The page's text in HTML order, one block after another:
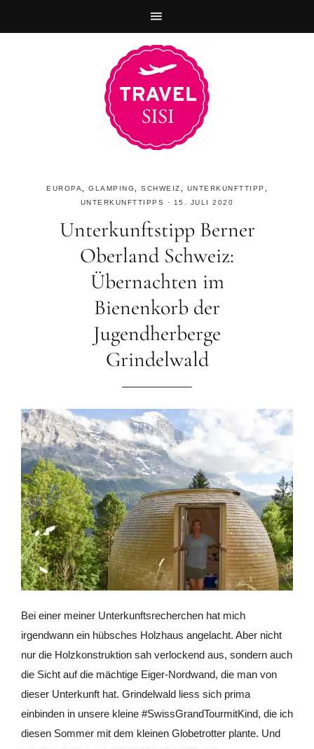
EUROPA GLAMPING SCHWEIZ UNTERKUNFTTIPP
UNTERKUNFTTIPPS
· 15. JULI 2020
Unterkunftstipp Berner
Oberland Schweiz:
Übernachten im
Bienenkorb der
Jugendherberge
Grindelwald
Bei einer meiner Unterkunftsrecherchen hat mich
irgendwann ein hübsches Holzhaus angelacht. Aber nicht
nur die Holzkonstruktion sah verlockend aus, sondern auch
die Sicht auf die mächtige Eiger-Nordwand, die man von
dieser Unterkunft hat. Grindelwald liess sich prima
einbinden in unsere kleine #SwissGrandTourmitKind, die ich
diesen Sommer mit dem kleinen Globetrotter plante. Und